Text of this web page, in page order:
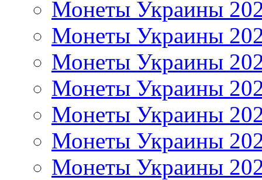
Монеты Украины
Монеты Украины
Монеты Украины
Монеты Украины
Монеты Украины
Монеты Украины
Монеты Украины